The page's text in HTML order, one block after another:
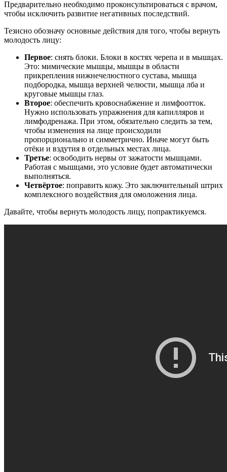
Предварительно необходимо проконсультироваться с врачом,
чтобы исключить развитие негативных последствий.
Тезисно обозначу основные действия для того, чтобы вернуть
молодость лицу:
Первое: снять блоки. Блоки в костях черепа и в мышцах.
Это: мимические мышцы, мышцы в области
прикрепления нижнечелюстного сустава, мышца
подбородка, мышца верхней челюсти, мышца лба и
круговые мышцы глаз.
Второе: обеспечить кровоснабжение и лимфоотток.
Нужно использовать упражнения для капилляров и
лимфодренажа. При этом, обязательно следить за тем,
чтобы изменения на лице происходили
пропорционально и симметрично. Иначе могут быть
отёки и вздутия в отдельных местах лица.
Третье: освободить нервы от зажатости мышцами.
Работая с мышцами, это условие будет автоматически
выполняться.
Четвёртое: поправить кожу. Это заключительный штрих
комплексного воздействия для омоложения лица.
Давайте, чтобы вернуть молодость лицу, попрактикуемся.